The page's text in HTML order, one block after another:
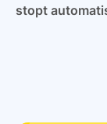
stopt